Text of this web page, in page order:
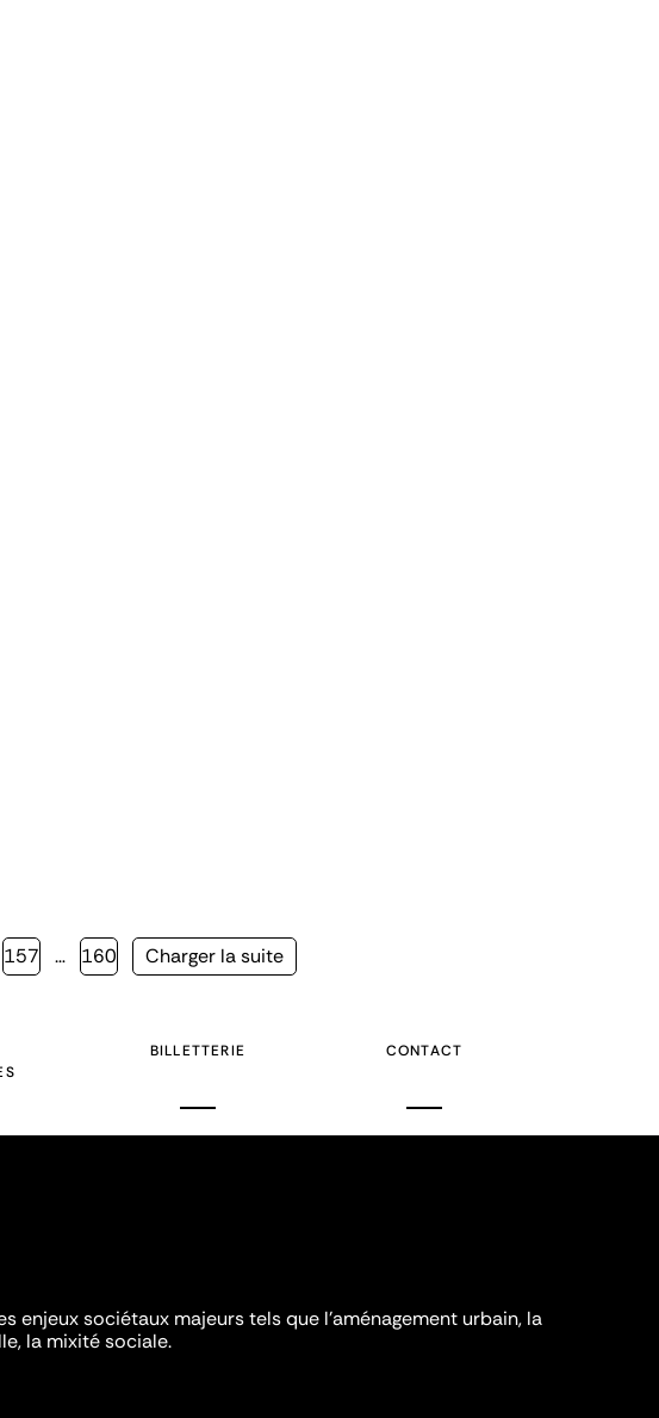
Page
157 … Page
160
Page
Charger la suite
BILLETTERIE CONTACT
enjeux sociétaux majeurs tels que l'aménagement urbain, la
la mixité sociale.